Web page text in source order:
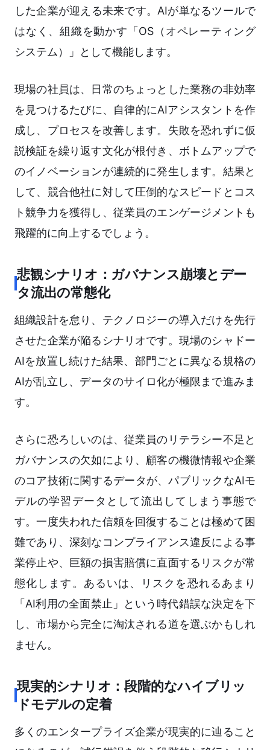
した企業が迎える未来です。AIが単なるツールで
はなく、組織を動かす「OS（オペレーティング
システム）」として機能します。
現場の社員は、日常のちょっとした業務の非効率
を見つけるたびに、自律的にAIアシスタントを作
成し、プロセスを改善します。失敗を恐れずに仮
説検証を繰り返す文化が根付き、ボトムアップで
のイノベーションが連続的に発生します。結果と
して、競合他社に対して圧倒的なスピードとコス
ト競争力を獲得し、従業員のエンゲージメントも
飛躍的に向上するでしょう。
悲観シナリオ：ガバナンス崩壊とデー
タ流出の常態化
組織設計を怠り、テクノロジーの導入だけを先行
させた企業が陥るシナリオです。現場のシャドー
AIを放置し続けた結果、部門ごとに異なる規格の
AIが乱立し、データのサイロ化が極限まで進みま
す。
さらに恐ろしいのは、従業員のリテラシー不足と
ガバナンスの欠如により、顧客の機微情報や企業
のコア技術に関するデータが、パブリックなAIモ
デルの学習データとして流出してしまう事態で
す。一度失われた信頼を回復することは極めて困
難であり、深刻なコンプライアンス違反による事
業停止や、巨額の損害賠償に直面するリスクが常
態化します。あるいは、リスクを恐れるあまり
「AI利用の全面禁止」という時代錯誤な決定を下
し、市場から完全に淘汰される道を選ぶかもしれ
ません。
現実的シナリオ：段階的なハイブリッ
ドモデルの定着
多くのエンタープライズ企業が現実的に辿ること